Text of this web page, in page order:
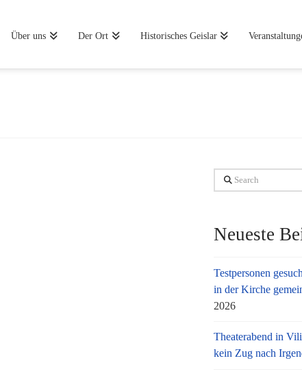
Über uns Der Ort Historisches Geislar
Search
Neueste
Testpersonen
in der Kirche
2026
Theaterabend in
kein Zug nach